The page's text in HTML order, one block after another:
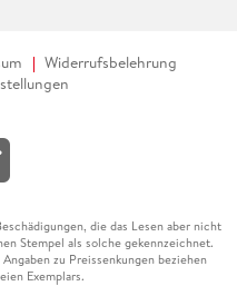
Widerrufsbelehrung
die das Lesen aber nicht
Stempel als solche gekennzeichnet.
zu Preissenkungen beziehen
Exemplars.